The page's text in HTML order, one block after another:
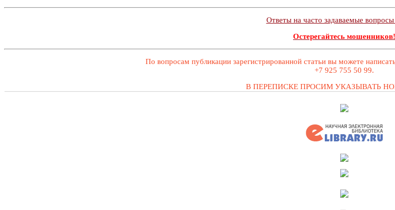
Ответы на часто задаваемые вопросы
Остерегайтесь мошенников!
По вопросам публикации зарегистрированной статьи вы можете
+7 925 755 50 99.
В ПЕРЕПИСКЕ ПРОСИМ УКАЗЫВАТЬ